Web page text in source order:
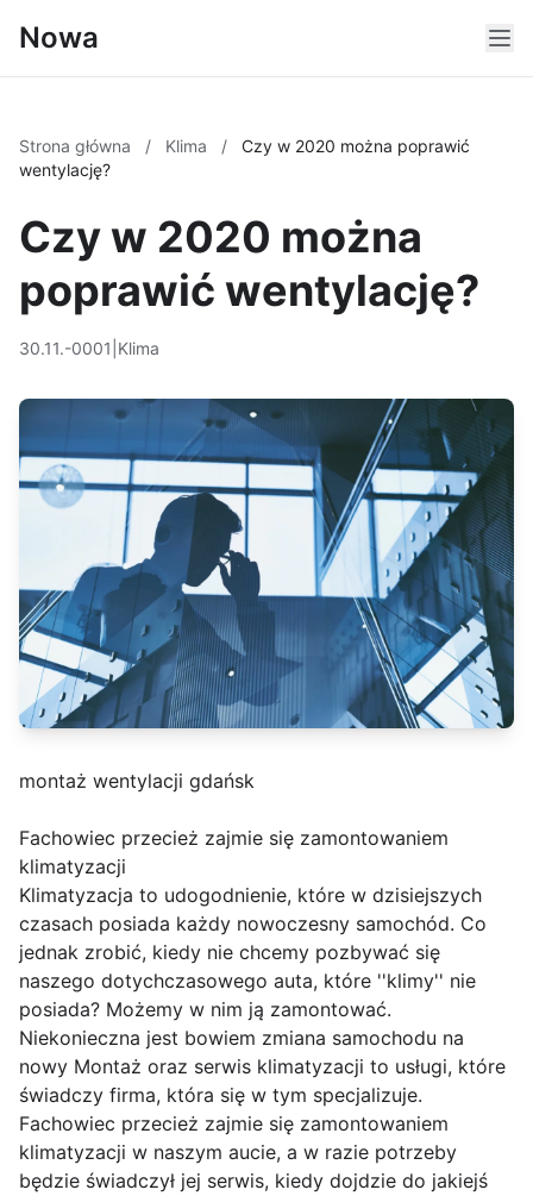
Nowa
Strona główna / Klima /
Czy w 2020 można poprawić
wentylację?
Czy w 2020 można
poprawić wentylację?
30.11.-0001 Klima
montaż wentylacji gdańsk
Fachowiec przecież zajmie się zamontowaniem
klimatyzacji
Klimatyzacja to udogodnienie, które w dzisiejszych
czasach posiada każdy nowoczesny samochód. Co
jednak zrobić, kiedy nie chcemy pozbywać się
naszego dotychczasowego auta, które ''klimy'' nie
posiada? Możemy w nim ją zamontować.
Niekonieczna jest bowiem zmiana samochodu na
nowy Montaż oraz serwis klimatyzacji to usługi, które
świadczy firma, która się w tym specjalizuje.
Fachowiec przecież zajmie się zamontowaniem
klimatyzacji w naszym aucie, a w razie potrzeby
będzie świadczył jej serwis, kiedy dojdzie do jakiejś